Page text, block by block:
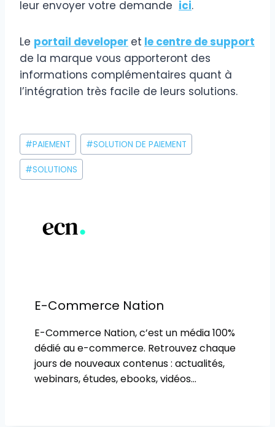
leur envoyer votre demande ici.
Le portail developer et le centre de support
de la marque vous apporteront des
informations complémentaires quant à
l’intégration très facile de leurs solutions.
Étiquettes
de
la
#PAIEMENT #SOLUTION DE PAIEMENT
#SOLUTIONS
E-Commerce Nation
E-Commerce Nation, c’est un média 100%
dédié au e-commerce. Retrouvez chaque
jours de nouveaux contenus : actualités,
webinars, études, ebooks, vidéos…